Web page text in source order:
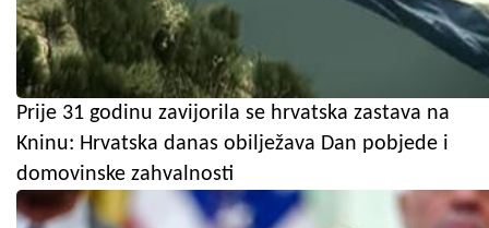
Prije 31 godinu zavijorila se hrvatska zastava na
Kninu: Hrvatska danas obilježava Dan pobjede i
domovinske zahvalnosti